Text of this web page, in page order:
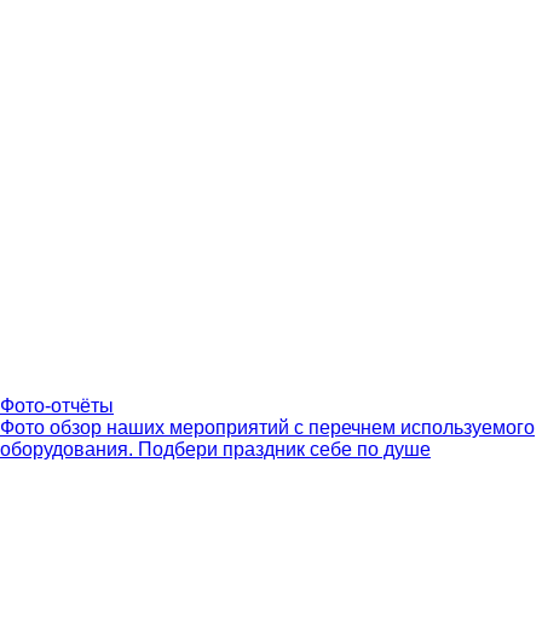
Фото-отчёты
Фото обзор наших мероприятий с перечнем используемого
оборудования. Подбери праздник себе по душе